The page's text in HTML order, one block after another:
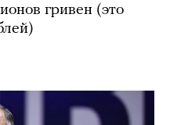
гривен (это